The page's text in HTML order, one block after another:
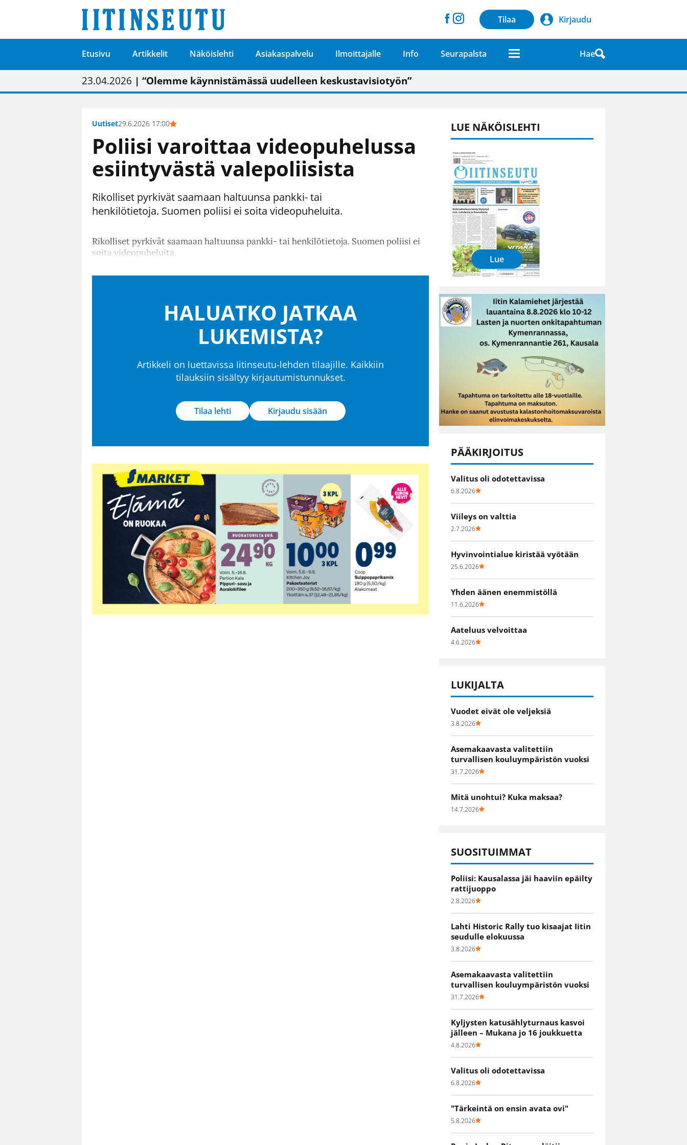
Tilaa Kirjaudu
Etusivu Artikkelit Näköislehti Asiakaspalvelu Ilmoittajalle Info Seurapalsta Hae
01.02.2026 | Painon vaihtumisen pitäisi näkyä hieman parempana painojäljen laatuna lehdessä
05.02.2026 | Uudistettu kunnantalo on valoisa
23.04.2026 | “Olemme käynnistämässä uudelleen keskustavisiotyön”
09.05.2026| "Maalla on totuttu elämään omavaraisemmin kuin kaupungissa"
Uutiset29.6.2026 17:00
Poliisi varoittaa videopuhelussa
esiintyvästä valepoliisista
Rikolliset pyrkivät saamaan haltuunsa pankki- tai
henkilötietoja. Suomen poliisi ei soita videopuheluita.
Rikolliset pyrkivät saamaan haltuunsa pankki- tai henkilötietoja. Suomen poliisi ei
soita videopuheluita.
HALUATKO JATKAA
LUKEMISTA?
Artikkeli on luettavissa Iitinseutu-lehden tilaajille. Kaikkiin
tilauksiin sisältyy kirjautumistunnukset.
Tilaa lehti Kirjaudu sisään
LUE NÄKÖISLEHTI
Lue
PÄÄKIRJOITUS
Valitus oli odotettavissa
6.8.2026
Viileys on valttia
2.7.2026
Hyvinvointialue kiristää vyötään
25.6.2026
Yhden äänen enemmistöllä
11.6.2026
Aateluus velvoittaa
4.6.2026
LUKIJALTA
Vuodet eivät ole veljeksiä
3.8.2026
Asemakaavasta valitettiin
turvallisen kouluympäristön vuoksi
31.7.2026
Mitä unohtui? Kuka maksaa?
14.7.2026
SUOSITUIMMAT
Poliisi: Kausalassa jäi haaviin epäilty
rattijuoppo
2.8.2026
Lahti Historic Rally tuo kisaajat Iitin
seudulle elokuussa
3.8.2026
Asemakaavasta valitettiin
turvallisen kouluympäristön vuoksi
31.7.2026
Kyljysten katusählyturnaus kasvoi
jälleen – Mukana jo 16 joukkuetta
4.8.2026
Valitus oli odotettavissa
6.8.2026
"Tärkeintä on ensin avata ovi"
5.8.2026